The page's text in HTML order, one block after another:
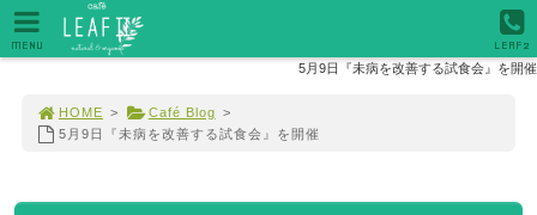
5月9日『未病を改善する試食会』を開催
HOME > Café Blog >
5月9日『未病を改善する試食会』を開催
MENU LEAF2